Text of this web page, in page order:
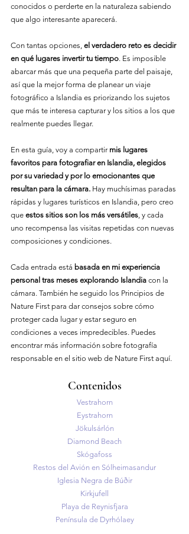
conocidos o perderte en la naturaleza sabiendo
que algo interesante aparecerá.
Con tantas opciones, el verdadero reto es decidir
en qué lugares invertir tu tiempo. Es imposible
abarcar más que una pequeña parte del paisaje,
así que la mejor forma de planear un viaje
fotográfico a Islandia es priorizando los sujetos
que más te interesa capturar y los sitios a los que
realmente puedes llegar.
En esta guía, voy a compartir mis lugares
favoritos para fotografiar en Islandia, elegidos
por su variedad y por lo emocionantes que
resultan para la cámara. Hay muchísimas paradas
rápidas y lugares turísticos en Islandia, pero creo
que estos sitios son los más versátiles, y cada
uno recompensa las visitas repetidas con nuevas
composiciones y condiciones.
Cada entrada está basada en mi experiencia
personal tras meses explorando Islandia con la
cámara. También he seguido los Principios de
Nature First para dar consejos sobre cómo
proteger cada lugar y estar seguro en
condiciones a veces impredecibles. Puedes
encontrar más información sobre fotografía
responsable en el sitio web de Nature First aquí.
Contenidos
Vestrahorn
Eystrahorn
Jökulsárlón
Diamond Beach
Skógafoss
Restos del Avión en Sólheimasandur
Iglesia Negra de Búðir
Kirkjufell
Playa de Reynisfjara
Península de Dyrhólaey